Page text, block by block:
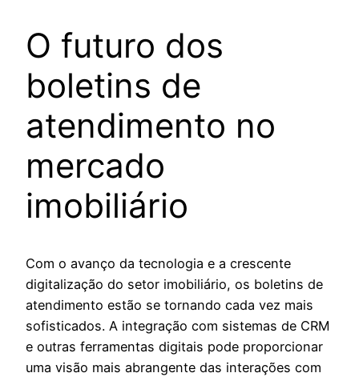
O futuro dos
boletins de
atendimento no
mercado
imobiliário
Com o avanço da tecnologia e a crescente
digitalização do setor imobiliário, os boletins de
atendimento estão se tornando cada vez mais
sofisticados. A integração com sistemas de CRM
e outras ferramentas digitais pode proporcionar
uma visão mais abrangente das interações com